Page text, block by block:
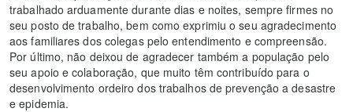
trabalhado arduamente durante dias e noites, sempre firmes no
seu posto de trabalho, bem como exprimiu o seu agradecimento
aos familiares dos colegas pelo entendimento e compreensão.
Por último, não deixou de agradecer também a população pelo
seu apoio e colaboração, que muito têm contribuído para o
desenvolvimento ordeiro dos trabalhos de prevenção a desastre
e epidemia.